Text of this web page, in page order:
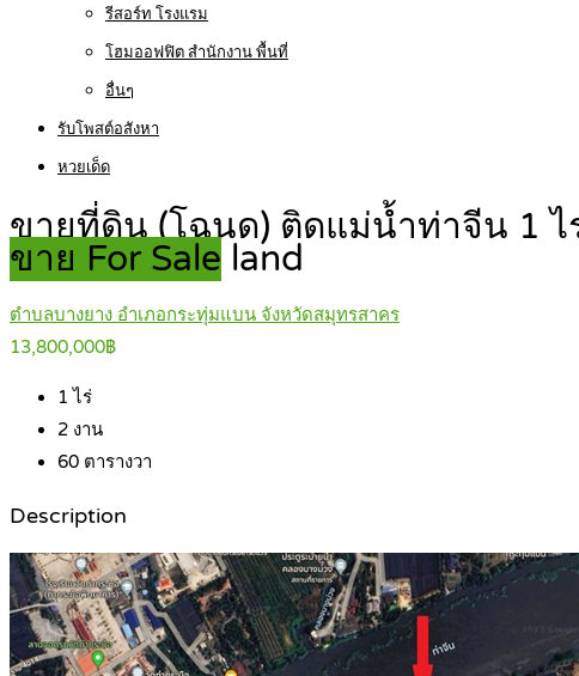
รีสอร์ท โรงแรม
โฮมออฟฟิต สำนักงาน พื้นที่
อื่นๆ
รับโพสต์อสังหา
หวยเด็ด
ขายที่ดิน (โฉนด) ติดแม่น้ำท่าจีน 1
ขาย For Sale land
ตำบลบางยาง อำเภอกระทุ่มแบน จังหวัดสมุทรสาคร
13,800,000฿
1 ไร่
2 งาน
60 ตารางวา
Description